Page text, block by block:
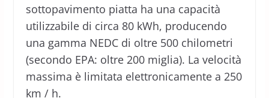
sottopavimento piatta ha una capacità
utilizzabile di circa 80 kWh, producendo
una gamma NEDC di oltre 500 chilometri
(secondo EPA: oltre 200 miglia). La velocità
massima è limitata elettronicamente a 250
km / h.